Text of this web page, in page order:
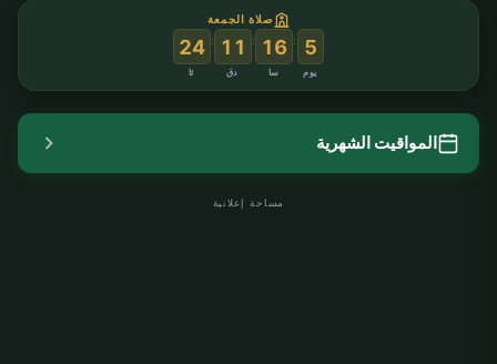
صلاة الجمعة
5
يوم
:
16
سا
:
11
دق
:
24
ثا
المواقيت الشهرية
مساحة إعلانية